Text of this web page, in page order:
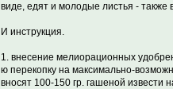
виде, едят и молодые листья -
И инструкция.
1. внесение мелиорационных
ю перекопку на максимально-
вносят 100-150 гр. гашеной извести